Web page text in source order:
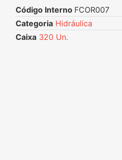
Código Interno FCOR007
Categoria Hidráulica
Caixa 320 Un.